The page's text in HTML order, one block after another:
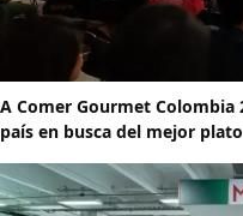
A Comer Gourmet Colombia
país en busca del mejor